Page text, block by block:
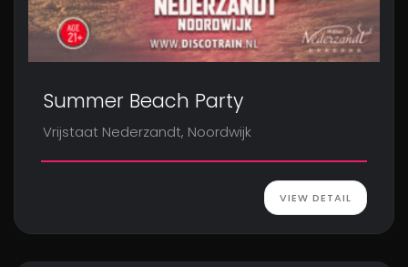
Summer Beach Party
Vrijstaat Nederzandt, Noordwijk
VIEW DETAIL